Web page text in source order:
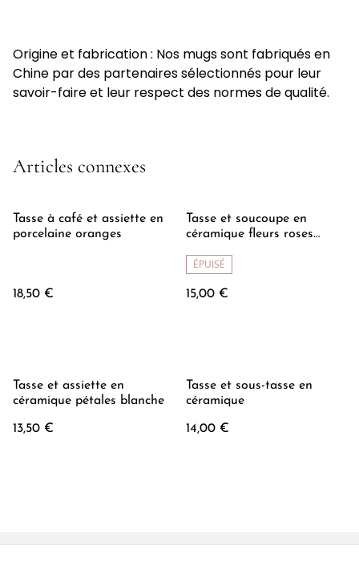
Origine et fabrication : Nos mugs sont fabriqués en
Chine par des partenaires sélectionnés pour leur
savoir-faire et leur respect des normes de qualité.
Articles connexes
Tasse à café et assiette en
porcelaine oranges
18,50 €
Tasse et soucoupe en
céramique fleurs roses
ÉPUISÉ
15,00 €
Tasse et assiette en
céramique pétales blanche
13,50 €
Tasse et sous-tasse en
céramique
14,00 €